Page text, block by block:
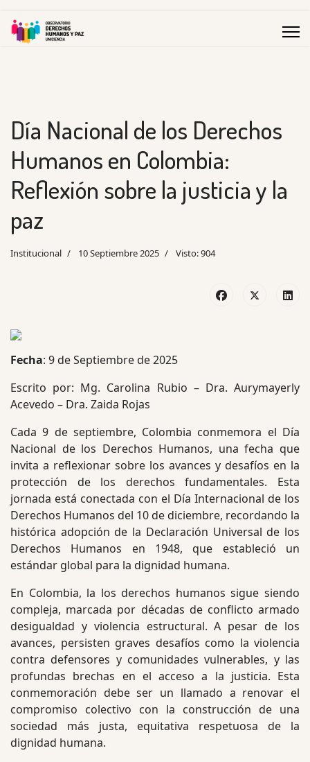
Día Nacional de los Derechos
Humanos en Colombia:
Reflexión sobre la justicia y la
paz
Institucional 10 Septiembre 2025 Visto: 904
Fecha: 9 de Septiembre de 2025
Escrito por: Mg. Carolina Rubio – Dra. Aurymayerly
Acevedo – Dra. Zaida Rojas
Cada 9 de septiembre, Colombia conmemora el Día
Nacional de los Derechos Humanos, una fecha que
invita a reflexionar sobre los avances y desafíos en la
protección de los derechos fundamentales. Esta
jornada está conectada con el Día Internacional de los
Derechos Humanos del 10 de diciembre, recordando la
histórica adopción de la Declaración Universal de los
Derechos Humanos en 1948, que estableció un
estándar global para la dignidad humana.
En Colombia, la los derechos humanos sigue siendo
compleja, marcada por décadas de conflicto armado
desigualdad y violencia estructural. A pesar de los
avances, persisten graves desafíos como la violencia
contra defensores y comunidades vulnerables, y las
profundas brechas en el acceso a la justicia. Esta
conmemoración debe ser un llamado a renovar el
compromiso colectivo con la construcción de una
sociedad más justa, equitativa respetuosa de la
dignidad humana.